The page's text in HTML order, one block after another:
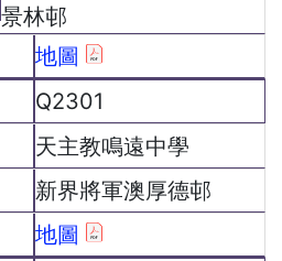
景林邨
地圖
Q2301
天主教鳴遠中學
新界將軍澳厚德邨
地圖